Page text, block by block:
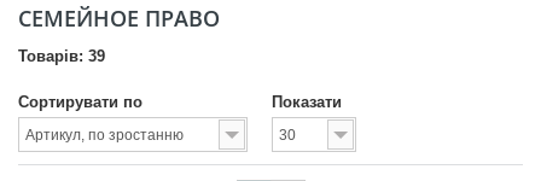
СЕМЕЙНОЕ ПРАВО
Товарів: 39
Сортирувати по Показати